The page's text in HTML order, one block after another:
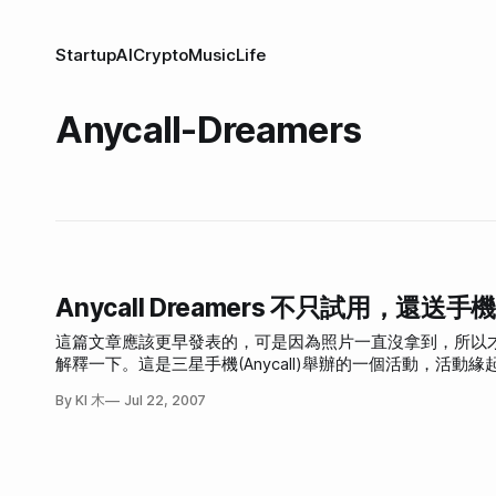
StartupAICryptoMusicLife
Anycall-Dreamers
Anycall Dreamers 不只試用，還送手機
這篇文章應該更早發表的，可是因為照片一直沒拿到，所以才會等到現在才發表。 還不知道什麼是
解釋一下。這是三星手機(Anycall)舉辦的一個活動，活動
資訊、搶先試用未上市手機、即時更新手機與流行趨勢脈
By KI 木 Jul 22, 2007